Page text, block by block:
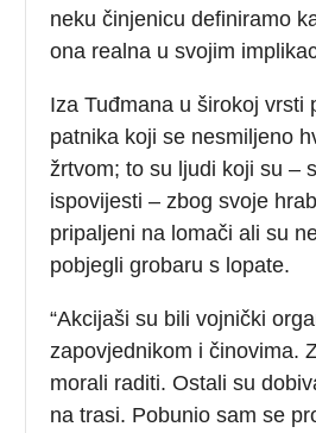
neku činjenicu definiramo
ona realna u svojim
Iza Tuđmana u širokoj vrsti
patnika koji se nesmiljeno
žrtvom; to su ljudi koji su –
ispovijesti – zbog svoje
pripaljeni na lomači ali su
pobjegli grobaru s lopate.
“Akcijaši su bili vojnički
zapovjednikom i činovima.
morali raditi. Ostali su
na trasi. Pobunio sam se